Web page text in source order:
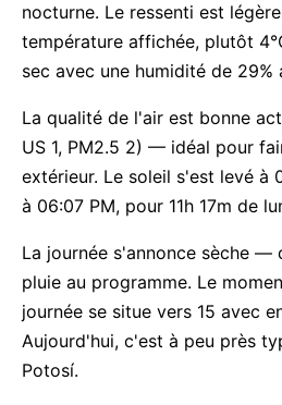
nocturne. Le ressenti est
température affichée, plutôt
sec avec une humidité de 29%
La qualité de l'air est bonne
US 1, PM2.5 2) — idéal pour
extérieur. Le soleil s'est levé à
à 06:07 PM, pour 11h 17m de
La journée s'annonce sèche —
pluie au programme. Le
journée se situe vers 15 avec
Aujourd'hui, c'est à peu près
Potosí.